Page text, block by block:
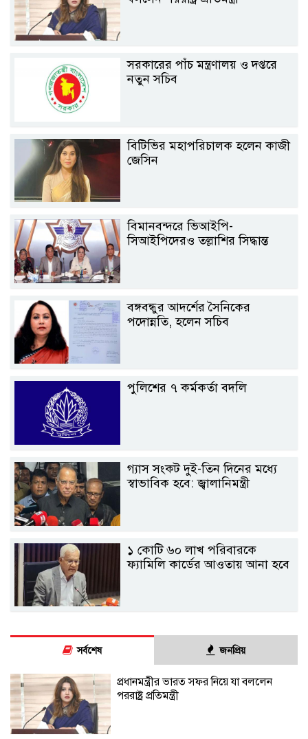
সরকারের পাঁচ মন্ত্রণালয় ও দপ্তরে
নতুন সচিব
বিটিভির মহাপরিচালক হলেন কাজী
জেসিন
বিমানবন্দরে ভিআইপি-
সিআইপিদেরও তল্লাশির সিদ্ধান্ত
বঙ্গবন্ধুর আদর্শের সৈনিকের
পদোন্নতি, হলেন সচিব
পুলিশের ৭ কর্মকর্তা বদলি
গ্যাস সংকট দুই-তিন দিনের মধ্যে
স্বাভাবিক হবে: জ্বালানিমন্ত্রী
১ কোটি ৬০ লাখ পরিবারকে
ফ্যামিলি কার্ডের আওতায় আনা হবে
সর্বশেষ জনপ্রিয়
প্রধানমন্ত্রীর ভারত সফর নিয়ে যা বললেন
পররাষ্ট্র প্রতিমন্ত্রী